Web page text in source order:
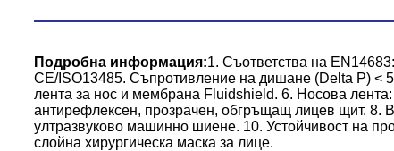
Подробна информация:1. Съответства на
CE/ISO13485. Съпротивление на дишане (Delta P) <
лента за нос и мембрана Fluidshield. 6. Носова
антирефлексен, прозрачен, обгръщащ лицев щит. 8.
ултразвуково машинно шиене. 10. Устойчивост на
слойна хирургическа маска за лице.